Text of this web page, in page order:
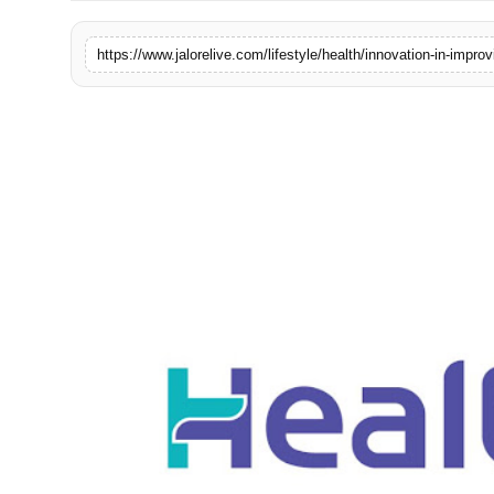
लाइफस्टाइल
https://www.jalorelive.com/lifestyle/health/innovation-in-